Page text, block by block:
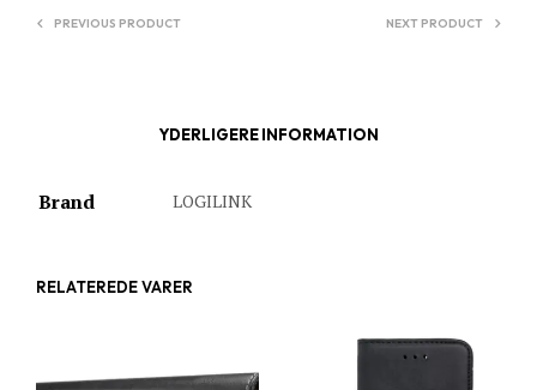
PREVIOUS PRODUCT NEXT PRODUCT
YDERLIGERE INFORMATION
Brand LOGILINK
RELATEREDE VARER